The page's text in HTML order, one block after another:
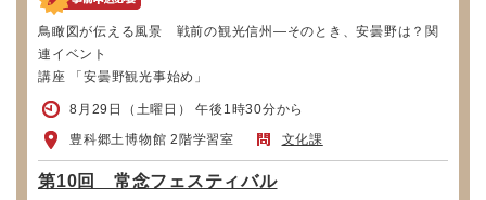
鳥瞰図が伝える風景 戦前の観光信州―そのとき、安曇野は？関
連イベント
講座 「安曇野観光事始め」
8月29日（土曜日） 午後1時30分から
豊科郷土博物館 2階学習室
文化課
第10回 常念フェスティバル